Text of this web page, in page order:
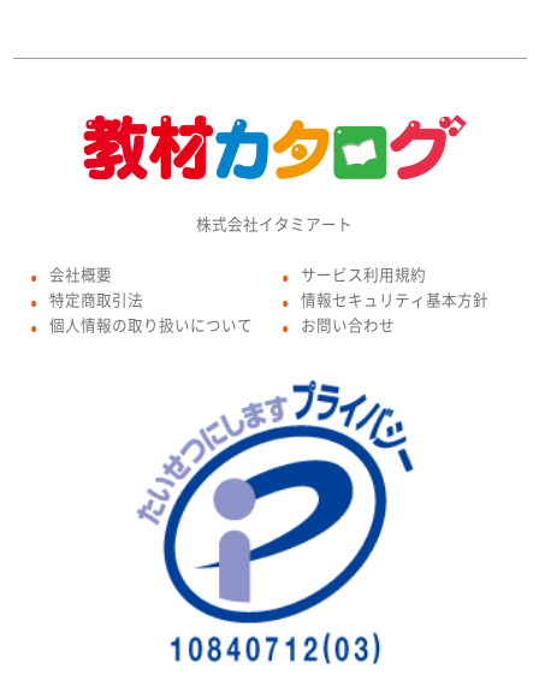
株式会社イタミアート
● 会社概要
● 特定商取引法
● 個人情報の取り扱いについて
● サービス利用規約
● 情報セキュリティ基本方針
● お問い合わせ